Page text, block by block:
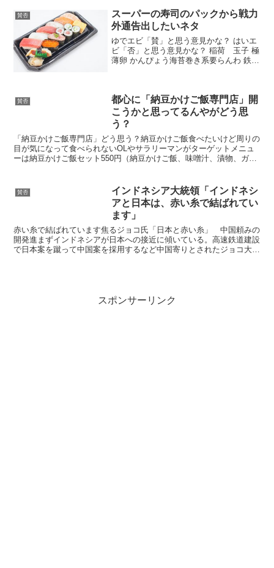
賛否
スーパーの寿司のパックから戦力
外通告出したいネタ
ゆでエビ「賛」と思う意見かな？ はいエ
ビ「否」と思う意見かな？ 稲荷 玉子 極
薄卵 かんぴょう海苔巻き系要らんわ 鉄火
ス...
賛否
都心に「納豆かけご飯専門店」開
こうかと思ってるんやがどう思
う？
「納豆かけご飯専門店」どう思う？納豆かけご飯食べたいけど周りの
目が気になって食べられないOLやサラリーマンがターゲットメニュ
ーは納豆かけご飯セット550円（納豆かけご飯、味噌汁、漬物、ガ
賛否
インドネシア大統領「インドネシ
アと日本は、赤い糸で結ばれてい
ます」
赤い糸で結ばれています焦るジョコ氏「日本と赤い糸」 中国頼みの
開発進まずインドネシアが日本への接近に傾いている。高速鉄道建設
で日本案を蹴って中国案を採用するなど中国寄りとされたジョコ大統
スポンサーリンク